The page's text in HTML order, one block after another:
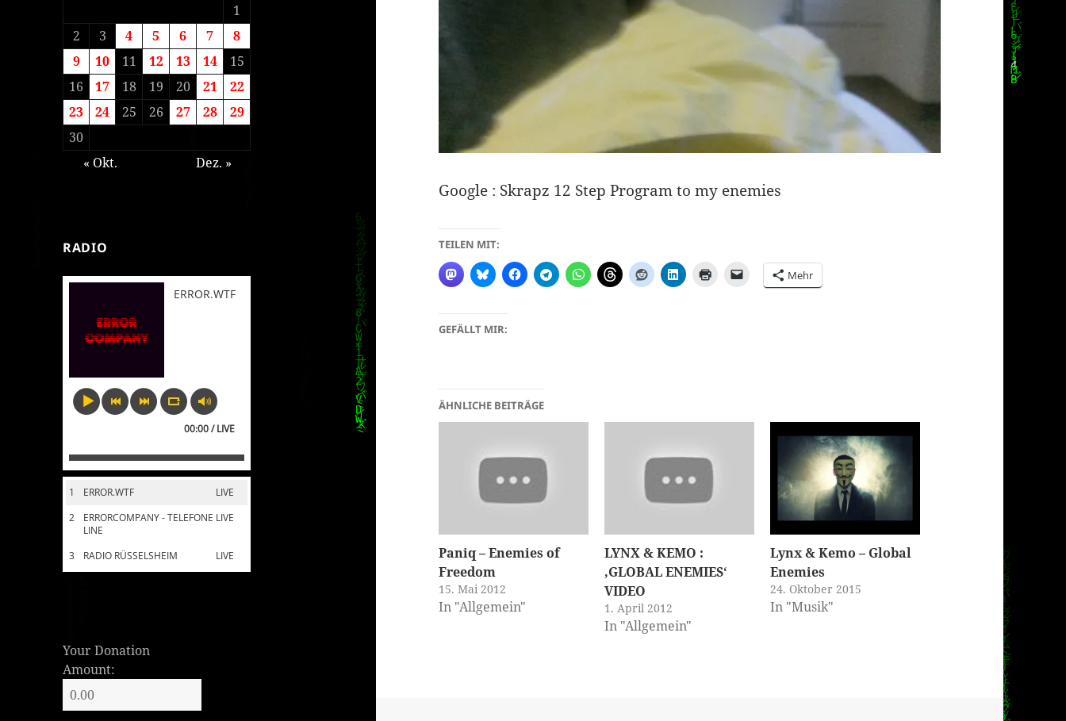
1
2
3 4 5 6 7
8
9
10 11 12 13 14
15
16
17 18 19 20 21
22
23
24 25 26 27 28
29
30
« Okt.
Dez. »
RADIO
ERROR.WTF
00:00 / LIVE
1 LIVE
ERROR.WTF
2
LIVE
ERRORCOMPANY - TELEFONE
LINE
3
LIVE
RADIO RÜSSELSHEIM
Your Donation
Amount:
Google : Skrapz 12 Step Program to my enemies
TEILEN MIT:
Mehr
GEFÄLLT MIR:
ÄHNLICHE BEITRÄGE
Paniq – Enemies of
Freedom
15. Mai 2012
In "Allgemein"
LYNX & KEMO :
‚GLOBAL ENEMIES‘
VIDEO
1. April 2012
In "Allgemein"
Lynx & Kemo – Global
Enemies
24. Oktober 2015
In "Musik"